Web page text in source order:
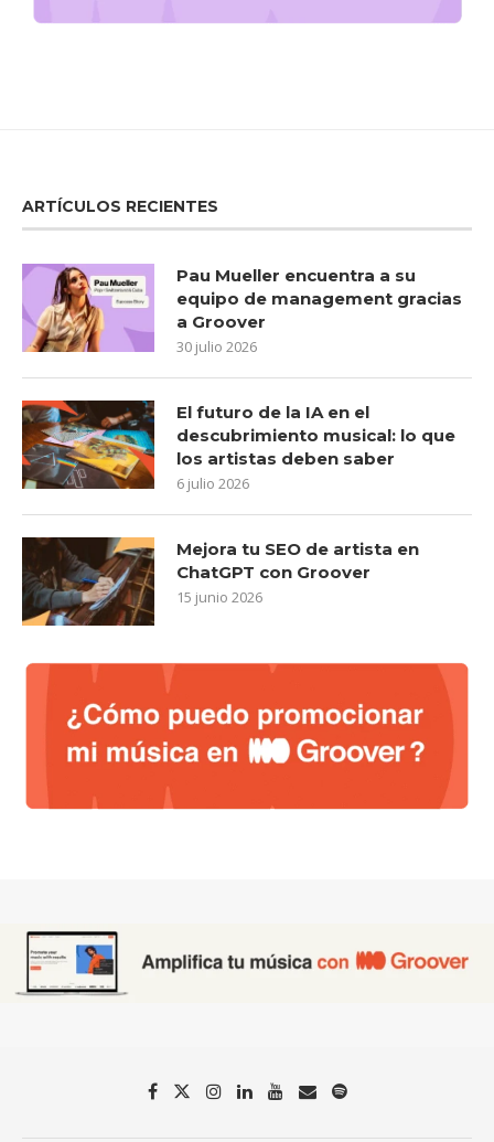
ARTÍCULOS RECIENTES
Pau Mueller encuentra a su
equipo de management gracias
a Groover
30 julio 2026
El futuro de la IA en el
descubrimiento musical: lo que
los artistas deben saber
6 julio 2026
Mejora tu SEO de artista en
ChatGPT con Groover
15 junio 2026